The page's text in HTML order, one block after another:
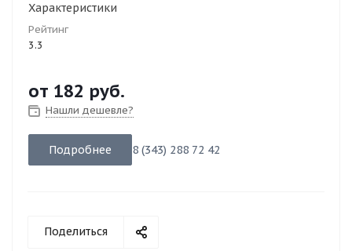
Характеристики
Рейтинг
3.3
от 182 руб.
Нашли дешевле?
Подробнее 8 (343) 288 72 42
Поделиться